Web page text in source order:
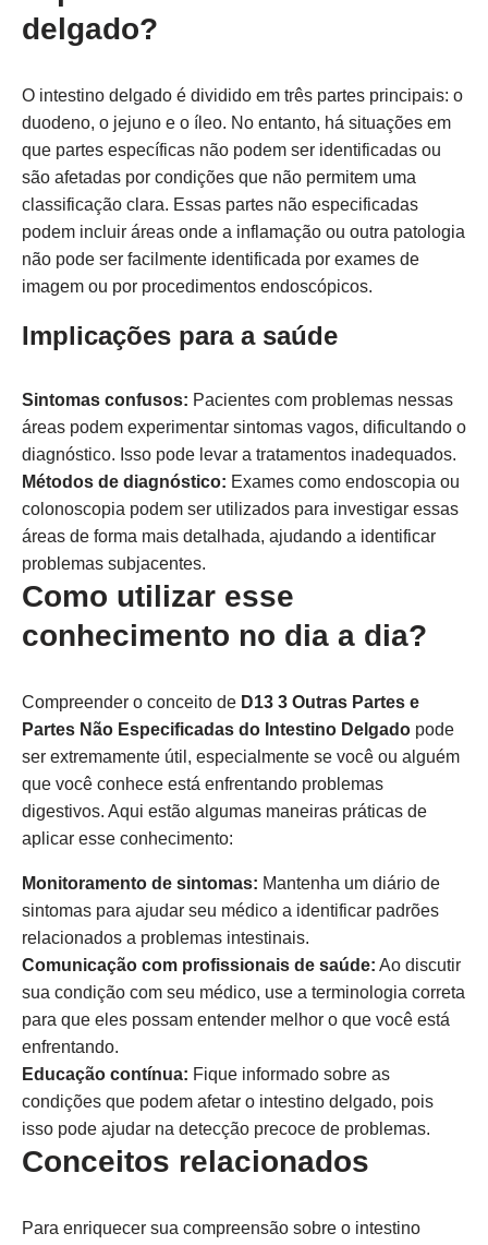
delgado?
O intestino delgado é dividido em três partes principais: o
duodeno, o jejuno e o íleo. No entanto, há situações em
que partes específicas não podem ser identificadas ou
são afetadas por condições que não permitem uma
classificação clara. Essas partes não especificadas
podem incluir áreas onde a inflamação ou outra patologia
não pode ser facilmente identificada por exames de
imagem ou por procedimentos endoscópicos.
Implicações para a saúde
Sintomas confusos: Pacientes com problemas nessas
áreas podem experimentar sintomas vagos, dificultando o
diagnóstico. Isso pode levar a tratamentos inadequados.
Métodos de diagnóstico: Exames como endoscopia ou
colonoscopia podem ser utilizados para investigar essas
áreas de forma mais detalhada, ajudando a identificar
problemas subjacentes.
Como utilizar esse
conhecimento no dia a dia?
Compreender o conceito de D13 3 Outras Partes e
Partes Não Especificadas do Intestino Delgado pode
ser extremamente útil, especialmente se você ou alguém
que você conhece está enfrentando problemas
digestivos. Aqui estão algumas maneiras práticas de
aplicar esse conhecimento:
Monitoramento de sintomas: Mantenha um diário de
sintomas para ajudar seu médico a identificar padrões
relacionados a problemas intestinais.
Comunicação com profissionais de saúde: Ao discutir
sua condição com seu médico, use a terminologia correta
para que eles possam entender melhor o que você está
enfrentando.
Educação contínua: Fique informado sobre as
condições que podem afetar o intestino delgado, pois
isso pode ajudar na detecção precoce de problemas.
Conceitos relacionados
Para enriquecer sua compreensão sobre o intestino